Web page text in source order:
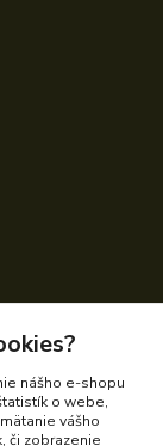
nášho e-shopu
o webe,
vášho
či zobrazenie